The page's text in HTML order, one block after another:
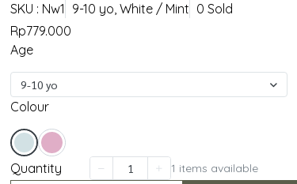
SKU : Nw1 9-10 yo, White / Mint 0 Sold
Rp779.000
Age
9-10 yo
Colour
Quantity 1 items available